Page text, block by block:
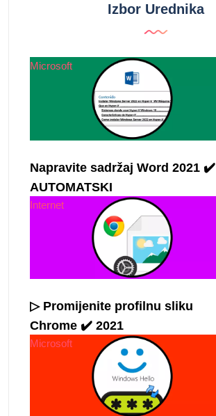
Izbor Urednika
Microsoft
Napravite sadržaj Word 2021 ✔️
AUTOMATSKI
Internet
▷ Promijenite profilnu sliku
Chrome ✔️ 2021
Microsoft